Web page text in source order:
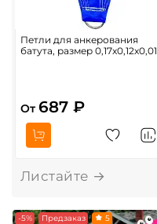
Петли для анкерования
батута, размер 0,17x0,12x0,01
От 687 ₽
-5% Предзаказ 5